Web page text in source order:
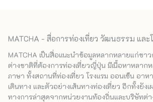
MATCHA - สื่อการท่องเที่ยว วัฒนธรรม แล
MATCHA เป็นสื่อแนะนำข้อมูลหลากหลายแก่ชา
ต่างชาติที่ต้องการท่องเที่ยวญี่ปุ่น มีเนื้อหาหลาก
ภาษา ทั้งสถานที่ท่องเที่ยว โรงแรม ออนเซ็น อา
เดินทาง และตัวอย่างเส้นทางท่องเที่ยว อีกทั้งยัง
ทางการล่าสุดจากหน่วยงานท้องถิ่นและบริษัทต่